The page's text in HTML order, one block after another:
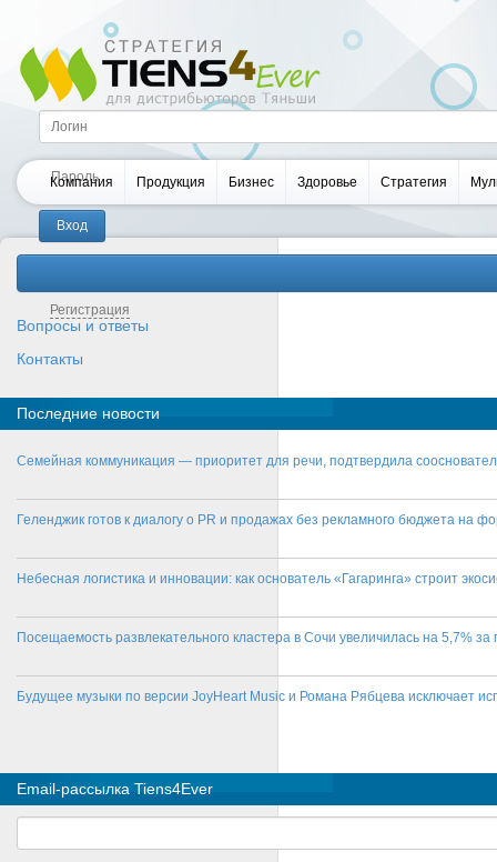
Регистрация
Компания Продукция Бизнес Здоровье Стратегия
Вопросы и ответы
Контакты
Последние новости
Семейная коммуникация — приоритет для речи, подтвердила
Геленджик готов к диалогу о PR и продажах без рекламного бюджета на
Небесная логистика и инновации: как основатель «Гагаринга» строит
Посещаемость развлекательного кластера в Сочи увеличилась на 5,7% за
Будущее музыки по версии JoyHeart Music и Романа Рябцева исключает
Email-рассылка Tiens4Ever